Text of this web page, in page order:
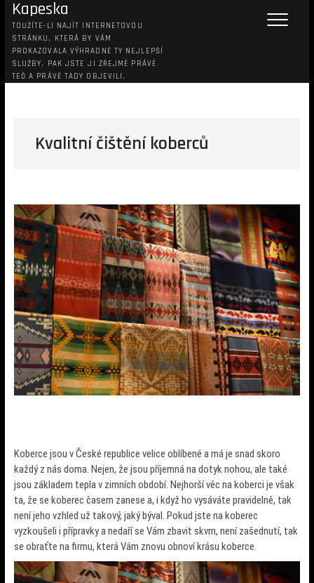
Kapeska
TOUŽÍTE-LI NAJÍT INTERNETOVOU
STRÁNKU, KTERÁ BY VÁM
PROKAZOVALA VÝHRADNĚ TY NEJLEPŠÍ
SLUŽBY, PAK JSTE JI ZŘEJMĚ PRÁVĚ
TEĎ A PRÁVĚ TADY OBJEVILI.
Kvalitní čištění koberců
Koberce jsou v České republice velice oblíbené a má je snad skoro
každý z nás doma. Nejen, že jsou příjemná na dotyk nohou, ale také
jsou základem tepla v zimních období. Nejhorší věc na koberci je však
ta, že se koberec časem zanese a, i když ho vysáváte pravidelně, tak
není jeho vzhled už takový, jaký býval. Pokud jste na koberec
vyzkoušeli i přípravky a nedaří se Vám zbavit skvrn, není zašednutí, tak
se obraťte na firmu, která Vám znovu obnoví krásu koberce.